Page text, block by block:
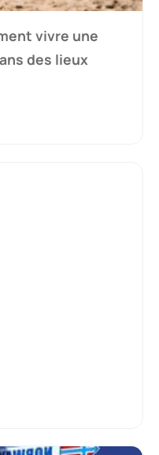
vivre une
des lieux